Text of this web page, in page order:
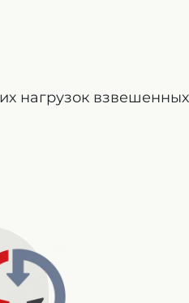
нагрузок взвешенных